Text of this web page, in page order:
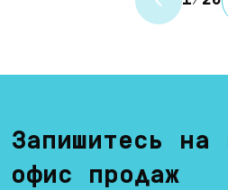
Запишитесь на
офис продаж